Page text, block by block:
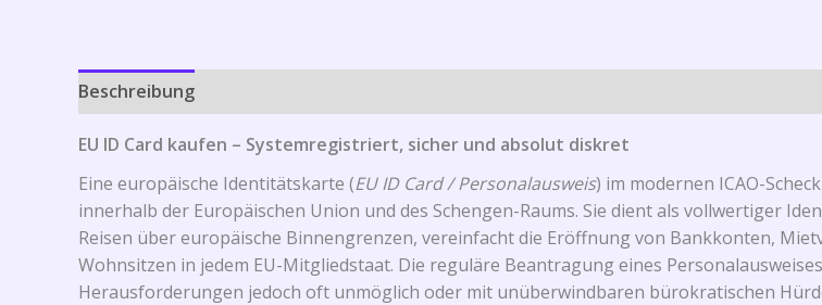
Beschreibung
EU ID Card kaufen – Systemregistriert, sicher und absolut diskret
Eine europäische Identitätskarte (EU ID Card / Personalausweis) im modernen ICAO-
innerhalb der Europäischen Union und des Schengen-Raums. Sie dient als vollwertiger
Reisen über europäische Binnengrenzen, vereinfacht die Eröffnung von Bankkonten,
Wohnsitzen in jedem EU-Mitgliedstaat. Die reguläre Beantragung eines
Herausforderungen jedoch oft unmöglich oder mit unüberwindbaren bürokratischen